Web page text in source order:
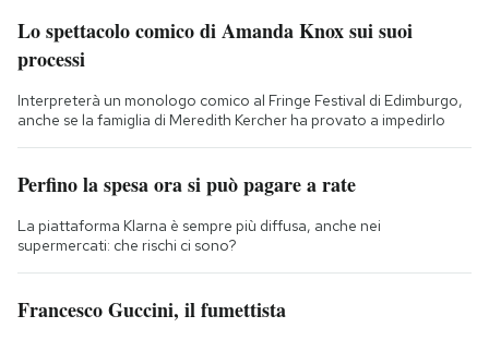
Lo spettacolo comico di Amanda Knox sui suoi
processi
Interpreterà un monologo comico al Fringe Festival di Edimburgo,
anche se la famiglia di Meredith Kercher ha provato a impedirlo
Perfino la spesa ora si può pagare a rate
La piattaforma Klarna è sempre più diffusa, anche nei
supermercati: che rischi ci sono?
Francesco Guccini, il fumettista